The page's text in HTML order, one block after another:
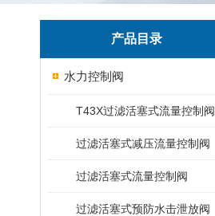
产品目录
水力控制阀
T43X过滤活塞式流量控制阀
过滤活塞式减压流量控制阀
过滤活塞式流量控制阀
过滤活塞式预防水击泄放阀